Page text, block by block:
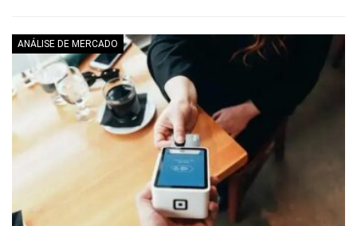
ANÁLISE DE MERCADO